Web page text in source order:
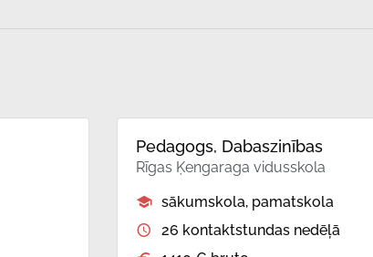
Pedagogs, Dabaszinības
Rīgas Ķengaraga vidusskola
sākumskola, pamatskola
26 kontaktstundas nedēļā